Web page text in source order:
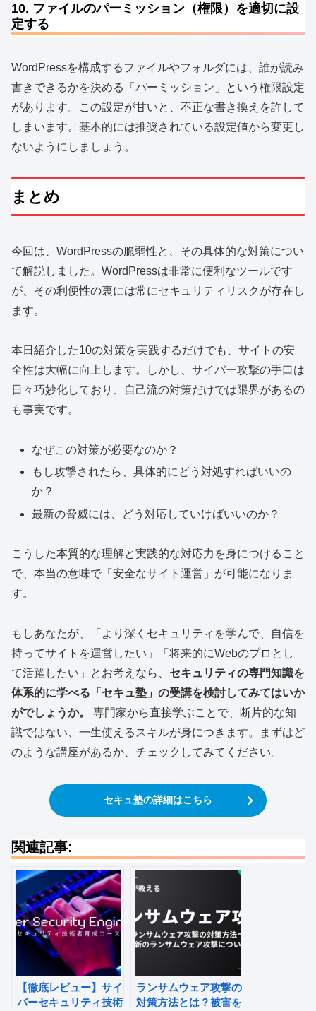
10. ファイルのパーミッション（権限）を適切に設
定する
WordPressを構成するファイルやフォルダには、誰が読み
書きできるかを決める「パーミッション」という権限設定
があります。この設定が甘いと、不正な書き換えを許して
しまいます。基本的には推奨されている設定値から変更し
ないようにしましょう。
まとめ
今回は、WordPressの脆弱性と、その具体的な対策につい
て解説しました。WordPressは非常に便利なツールです
が、その利便性の裏には常にセキュリティリスクが存在し
ます。
本日紹介した10の対策を実践するだけでも、サイトの安
全性は大幅に向上します。しかし、サイバー攻撃の手口は
日々巧妙化しており、自己流の対策だけでは限界があるの
も事実です。
なぜこの対策が必要なのか？
もし攻撃されたら、具体的にどう対処すればいいの
か？
最新の脅威には、どう対応していけばいいのか？
こうした本質的な理解と実践的な対応力を身につけること
で、本当の意味で「安全なサイト運営」が可能になりま
す。
もしあなたが、「より深くセキュリティを学んで、自信を
持ってサイトを運営したい」「将来的にWebのプロとし
て活躍したい」とお考えなら、 セキュリティの専門知識を
体系的に学べる「セキュ塾」の受講を検討してみてはいか
がでしょうか。
専門家から直接学ぶことで、断片的な知
識ではない、一生使えるスキルが身につきます。まずはど
のような講座があるか、チェックしてみてください。
セキュ塾の詳細はこちら
関連記事:
【徹底レビュー】サイ
バーセキュリティ技術
ランサムウェア攻撃の
対策方法とは？被害を